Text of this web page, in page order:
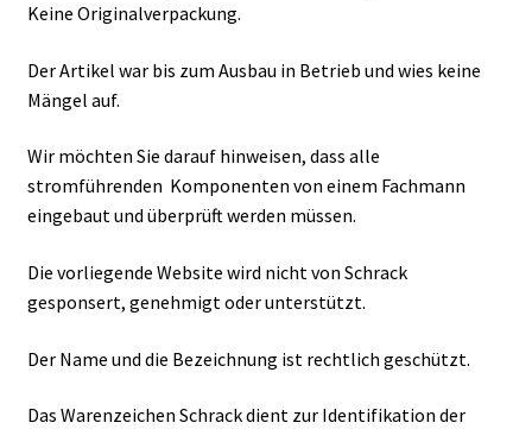
Keine Originalverpackung.
Der Artikel war bis zum Ausbau in Betrieb und wies keine
Mängel auf.
Wir möchten Sie darauf hinweisen, dass alle
stromführenden Komponenten von einem Fachmann
eingebaut und überprüft werden müssen.
Die vorliegende Website wird nicht von Schrack
gesponsert, genehmigt oder unterstützt.
Der Name und die Bezeichnung ist rechtlich geschützt.
Das Warenzeichen Schrack dient zur Identifikation der